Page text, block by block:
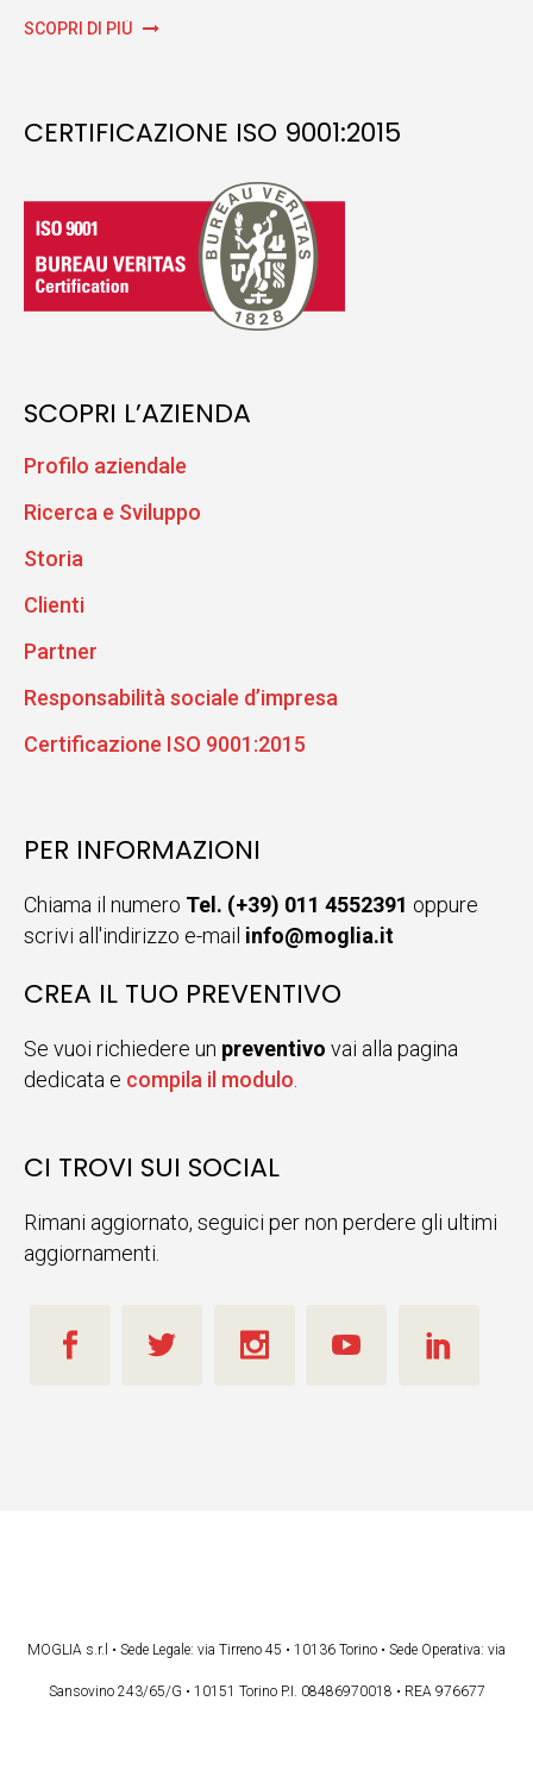
SCOPRI DI PIÙ
CERTIFICAZIONE ISO 9001:2015
SCOPRI L’AZIENDA
Profilo aziendale
Ricerca e Sviluppo
Storia
Clienti
Partner
Responsabilità sociale d’impresa
Certificazione ISO 9001:2015
PER INFORMAZIONI
Chiama il numero Tel. (+39) 011 4552391 oppure
scrivi all'indirizzo e-mail info@moglia.it
CREA IL TUO PREVENTIVO
Se vuoi richiedere un preventivo vai alla pagina
dedicata e compila il modulo.
CI TROVI SUI SOCIAL
Rimani aggiornato, seguici per non perdere gli ultimi
aggiornamenti.
MOGLIA s.r.l • Sede Legale: via Tirreno 45 • 10136 Torino • Sede Operativa: via
Sansovino 243/65/G • 10151 Torino P.I. 08486970018 • REA 976677